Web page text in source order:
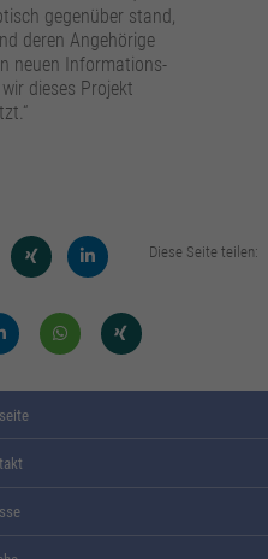
gegenüber stand,
deren Angehörige
neuen Informations-
dieses Projekt
Diese Seite teilen:
WhatsappXing